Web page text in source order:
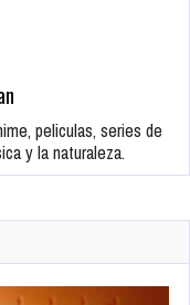
peliculas, series de
y la naturaleza.